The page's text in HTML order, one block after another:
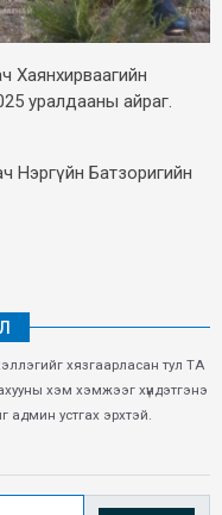
Хаянхирваагийн
уралдааны айраг.
Нэргүйн Батзоригийн
хязгаарласан тул ТА
хэм хэмжээг хүндэтгэнэ
админ устгах эрхтэй.